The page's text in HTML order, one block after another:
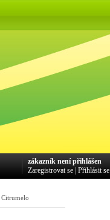
zákazník není přihlášen
Zaregistrovat se Přihlásit se